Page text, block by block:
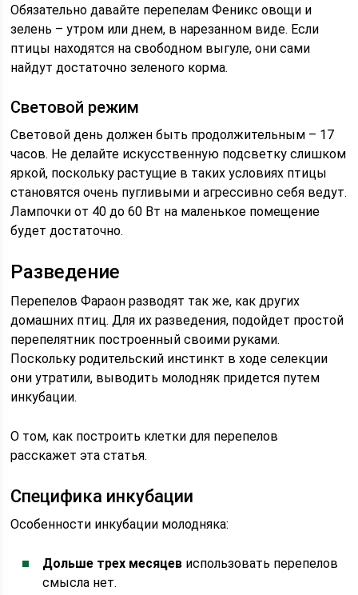
Обязательно давайте перепелам Феникс овощи и
зелень – утром или днем, в нарезанном виде. Если
птицы находятся на свободном выгуле, они сами
найдут достаточно зеленого корма.
Световой режим
Световой день должен быть продолжительным – 17
часов. Не делайте искусственную подсветку слишком
яркой, поскольку растущие в таких условиях птицы
становятся очень пугливыми и агрессивно себя ведут.
Лампочки от 40 до 60 Вт на маленькое помещение
будет достаточно.
Разведение
Перепелов Фараон разводят так же, как других
домашних птиц. Для их разведения, подойдет простой
перепелятник построенный своими руками.
Поскольку родительский инстинкт в ходе селекции
они утратили, выводить молодняк придется путем
инкубации.
О том, как построить клетки для перепелов
расскажет эта статья.
Специфика инкубации
Особенности инкубации молодняка:
Дольше трех месяцев использовать перепелов
смысла нет.